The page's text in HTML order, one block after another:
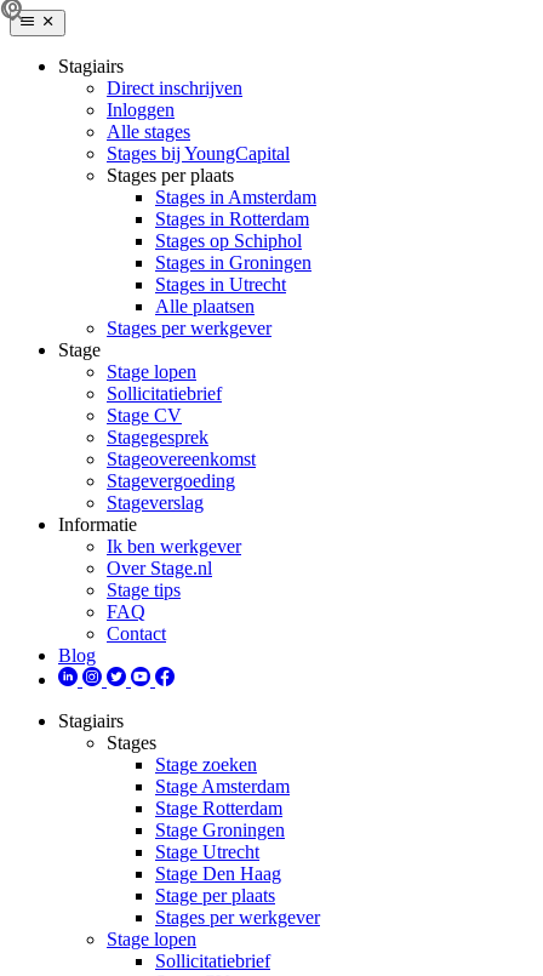
Stagiairs
Direct inschrijven
Inloggen
Alle stages
Stages bij YoungCapital
Stages per plaats
Stages in Amsterdam
Stages in Rotterdam
Stages op Schiphol
Stages in Groningen
Stages in Utrecht
Alle plaatsen
Stages per werkgever
Stage
Stage lopen
Sollicitatiebrief
Stage CV
Stagegesprek
Stageovereenkomst
Stagevergoeding
Stageverslag
Informatie
Ik ben werkgever
Over Stage.nl
Stage tips
FAQ
Contact
Blog
Stagiairs
Stages
Stage zoeken
Stage Amsterdam
Stage Rotterdam
Stage Groningen
Stage Utrecht
Stage Den Haag
Stage per plaats
Stages per werkgever
Stage lopen
Sollicitatiebrief